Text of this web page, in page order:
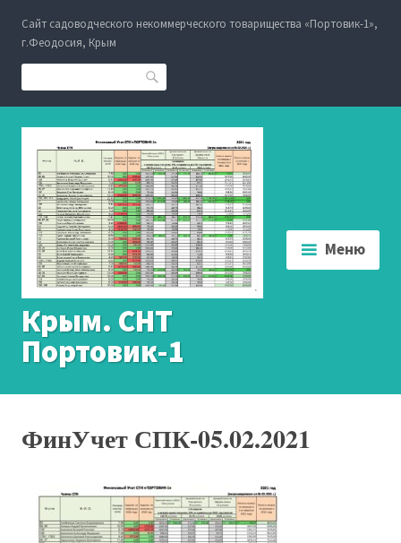
содержанию
Сайт садоводческого некоммерческого товарищества «Портовик-1»,
г.Феодосия, Крым
Поиск
Крым. СНТ
Портовик-1
Меню
ФинУчет СПК-05.02.2021